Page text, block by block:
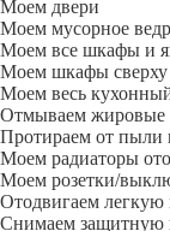
Моем двери
Моем мусорное
Моем все шкафы и
Моем шкафы сверху
Моем весь
Отмываем жировые
Протираем от пыли
Моем радиаторы
Моем розетки/
Отодвигаем легкую
Снимаем защитную